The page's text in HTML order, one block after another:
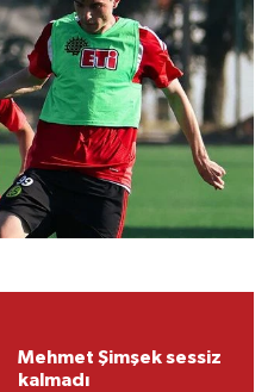
Mehmet Şimşek sessiz
kalmadı